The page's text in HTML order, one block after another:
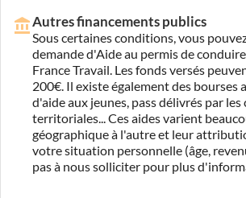
Autres financements publics
Sous certaines conditions, vous
demande d'Aide au permis de
France Travail. Les fonds versés
200€. Il existe également des bourses
d'aide aux jeunes, pass délivrés par
territoriales... Ces aides varient
géographique à l'autre et leur
votre situation personnelle (âge,
pas à nous solliciter pour plus